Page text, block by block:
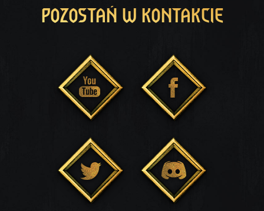
POZOSTAŃ W KONTAKCIE